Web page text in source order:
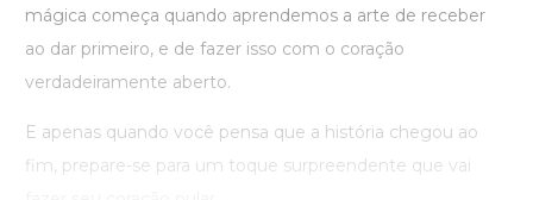
mágica começa quando aprendemos a arte de receber
ao dar primeiro, e de fazer isso com o coração
verdadeiramente aberto.
E apenas quando você pensa que a história chegou ao
fim, prepare-se para um toque surpreendente que vai